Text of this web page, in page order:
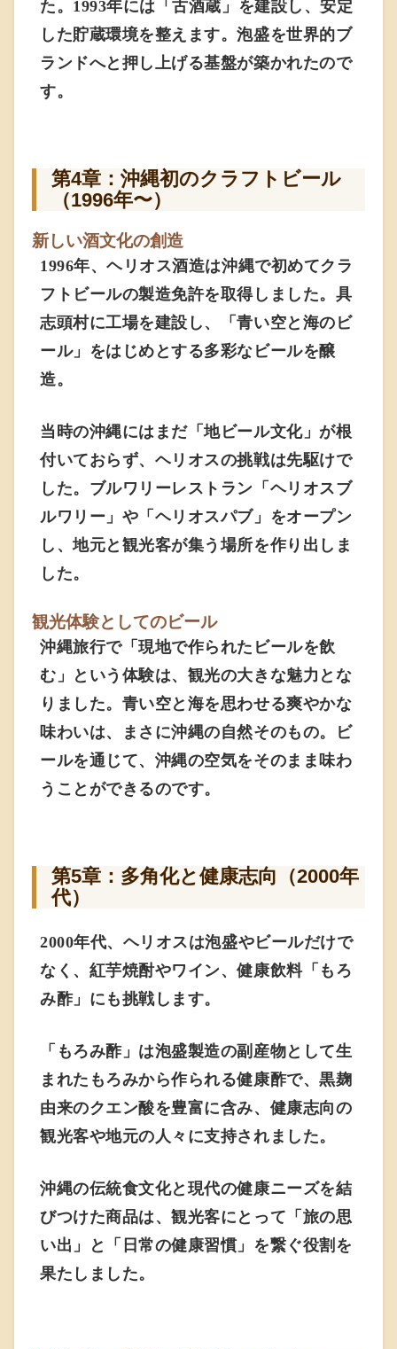
た。1993年には「古酒蔵」を建設し、安定
した貯蔵環境を整えます。泡盛を世界的ブ
ランドへと押し上げる基盤が築かれたので
す。
第4章：沖縄初のクラフトビール
（1996年〜）
新しい酒文化の創造
1996年、ヘリオス酒造は沖縄で初めてクラ
フトビールの製造免許を取得しました。具
志頭村に工場を建設し、「青い空と海のビ
ール」をはじめとする多彩なビールを醸
造。
当時の沖縄にはまだ「地ビール文化」が根
付いておらず、ヘリオスの挑戦は先駆けで
した。ブルワリーレストラン「ヘリオスブ
ルワリー」や「ヘリオスパブ」をオープン
し、地元と観光客が集う場所を作り出しま
した。
観光体験としてのビール
沖縄旅行で「現地で作られたビールを飲
む」という体験は、観光の大きな魅力とな
りました。青い空と海を思わせる爽やかな
味わいは、まさに沖縄の自然そのもの。ビ
ールを通じて、沖縄の空気をそのまま味わ
うことができるのです。
第5章：多角化と健康志向（2000年
代）
2000年代、ヘリオスは泡盛やビールだけで
なく、紅芋焼酎やワイン、健康飲料「もろ
み酢」にも挑戦します。
「もろみ酢」は泡盛製造の副産物として生
まれたもろみから作られる健康酢で、黒麹
由来のクエン酸を豊富に含み、健康志向の
観光客や地元の人々に支持されました。
沖縄の伝統食文化と現代の健康ニーズを結
びつけた商品は、観光客にとって「旅の思
い出」と「日常の健康習慣」を繋ぐ役割を
果たしました。